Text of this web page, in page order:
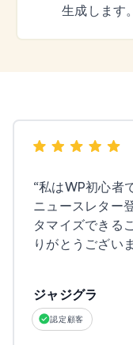
生成します。
“私はWP初心者
ニュースレター
タマイズできる
りがとうござい
ジャジグラ
認定顧客